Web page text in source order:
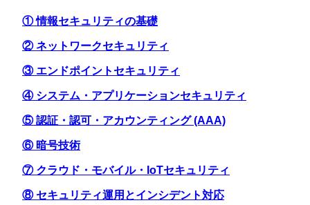
① 情報セキュリティの基礎
② ネットワークセキュリティ
③ エンドポイントセキュリティ
④ システム・アプリケーションセキュリティ
⑤ 認証・認可・アカウンティング (AAA)
⑥ 暗号技術
⑦ クラウド・モバイル・IoTセキュリティ
⑧ セキュリティ運用とインシデント対応